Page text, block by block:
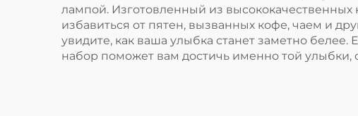
лампой. Изготовленный из
избавиться от пятен, вызванных кофе, чаем и
увидите, как ваша улыбка станет заметно
набор поможет вам достичь именно той улыбки,